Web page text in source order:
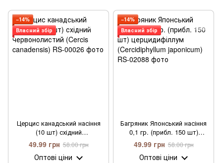
−14%
Власний збір
Церцис канадський насіння
(10 шт) східний
червонолистий (Cercis
canadensis)
49.99 грн 58.00 грн
Оптові ціни
−14%
Власний збір
Багряник Японський насіння
0,1 гр. (прибл. 150 шт)
церцидифіллум
(Cercidiphyllum japonicum)
49.99 грн 58.00 грн
Оптові ціни